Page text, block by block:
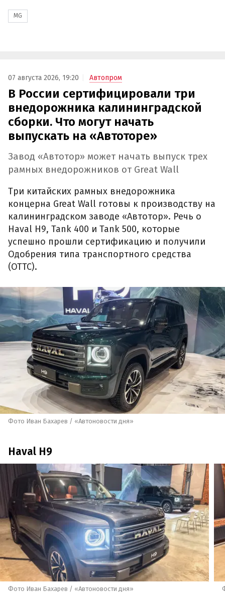
MG
07 августа 2026, 19:20 Автопром
В России сертифицировали три
внедорожника калининградской
сборки. Что могут начать
выпускать на «Автоторе»
Завод «Автотор» может начать выпуск трех
рамных внедорожников от Great Wall
Три китайских рамных внедорожника
концерна Great Wall готовы к производству на
калининградском заводе «Автотор». Речь о
Haval H9, Tank 400 и Tank 500, которые
успешно прошли сертификацию и получили
Одобрения типа транспортного средства
(ОТТС).
Фото Иван Бахарев / «Автоновости дня»
Haval H9
Фото Иван Бахарев / «Автоновости дня»